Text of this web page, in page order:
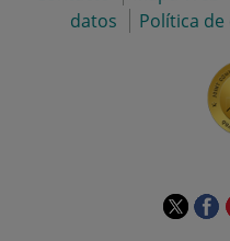
datos
Política de
Este